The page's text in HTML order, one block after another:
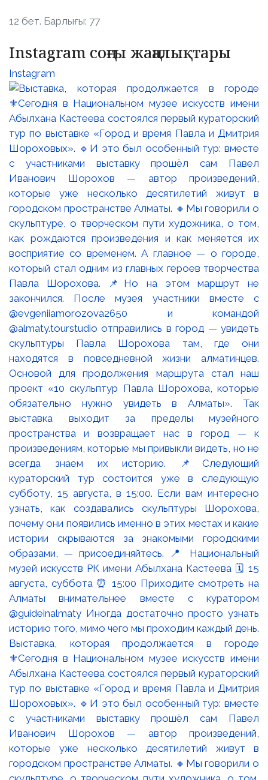
12 бет. Барлығы: 77
Instagram соңғы жаңалықтары
Instagram
Выставка, которая продолжается в городе
⚜️Сегодня в Национальном музее искусств имени
Абылхана Кастеева состоялся первый кураторский
тур по выставке «Город и время Павла и Дмитрия
Шороховых». 🔹И это был особенный тур: вместе
с участниками выставку прошёл сам Павел
Иванович Шорохов — автор произведений,
которые уже несколько десятилетий живут в
городском пространстве Алматы. 🔸Мы говорили о